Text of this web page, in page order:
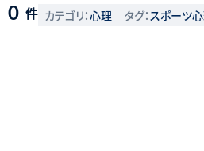
0 件 カテゴリ：心理 タグ： スポーツ